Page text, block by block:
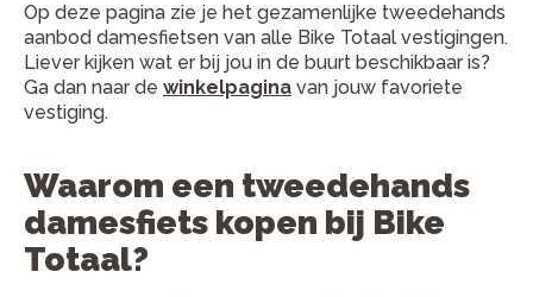
Op deze pagina zie je het gezamenlijke tweedehands
aanbod damesfietsen van alle Bike Totaal vestigingen.
Liever kijken wat er bij jou in de buurt beschikbaar is?
Ga dan naar de winkelpagina van jouw favoriete
vestiging.
Waarom een tweedehands
damesfiets kopen bij Bike
Totaal?